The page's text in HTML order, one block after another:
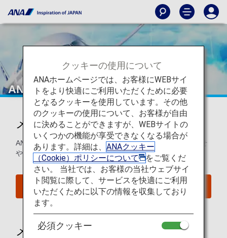
ANA News Europe
メールマガジンのご案内
ANAマイレージクラブ会員のお客様へ、ANAからのお知らせ
やおトク情報をお届けいたします。
ANAマイレージクラブに入会する
メールマガジン受信設定変更
クッキーの使用について
ANAホームページでは、お客様にWEBサイ
トをより快適にご利用いただくために必要
となるクッキーを使用しています。その他
のクッキーの使用について、お客様が自由
に決めることができますが、WEBサイトの
いくつかの機能が享受できなくなる場合が
あります。詳細は、 ANAクッキー
（Cookie）ポリシーについて
をご覧くだ
さい。 当社では、お客様の当社ウェブサイ
ト閲覧に際して、サービスを快適にご利用
いただくために以下の情報を収集しており
ます。
必須クッキー